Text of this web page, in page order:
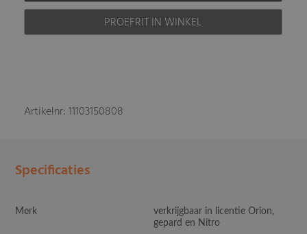
PROEFRIT IN WINKEL
Artikelnr: 11103150808
Specificaties
Merk
verkrijgbaar in licentie Orion,
gepard en Nitro